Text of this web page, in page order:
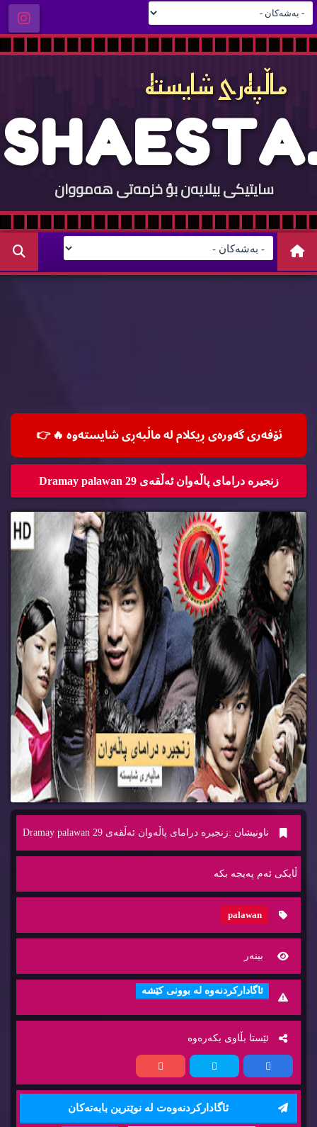
ماڵپه‌ری شایسته‌
SHAESTA.
COM
سایتيكی بيلایه‌ن بؤ خزمه‌تی هه‌مووان
ئۆفه‌ری گه‌وره‌ی ڕیكلام له‌ ماڵپه‌ڕی شایسته‌وه‌ 🔥👉
زنجیره‌ درامای پاڵه‌وان ئه‌ڵقه‌ی 29 Dramay palawan
ناونیشان :زنجیره‌ درامای پاڵه‌وان ئه‌ڵقه‌ی 29 Dramay palawan
ڵایكی ئه‌م په‌یجه‌ بكه‌
palawan
بینه‌ر
ئاگاداركردنه‌وه‌ له‌ بوونی كێشه‌
ئێستا بڵاوی بكه‌ره‌وه‌
ئاگاداركردنه‌وه‌ت له‌ نوێترین بابه‌ته‌كان